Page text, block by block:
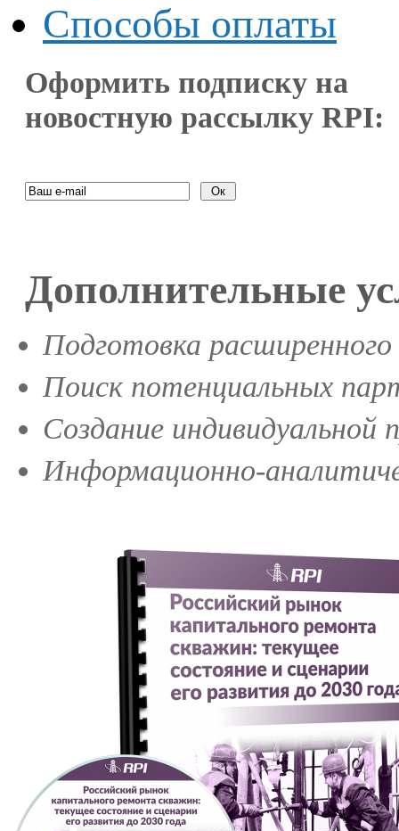
Способы оплаты
Оформить подписку на
новостную рассылку RPI:
Дополнительные
Подготовка
Поиск потенциальных
Создание индивидуальной
Информационно-